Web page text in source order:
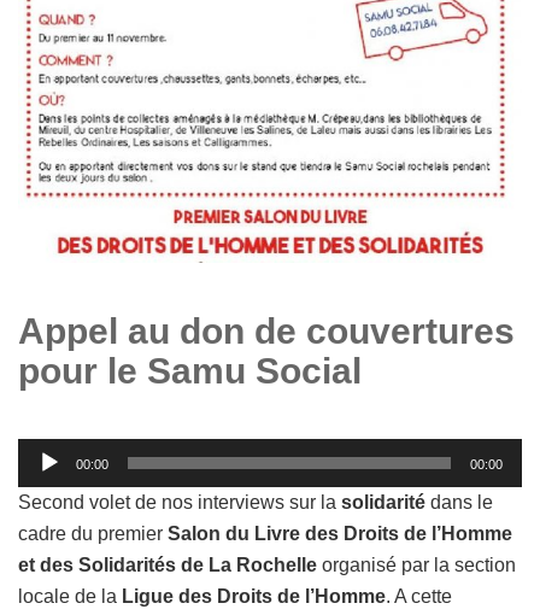
Appel au don de couvertures
pour le Samu Social
Lecteur
audio
00:00 00:00
Second volet de nos interviews sur la solidarité dans le
cadre du premier Salon du Livre des Droits de l’Homme
et des Solidarités de La Rochelle organisé par la section
locale de la Ligue des Droits de l’Homme. A cette